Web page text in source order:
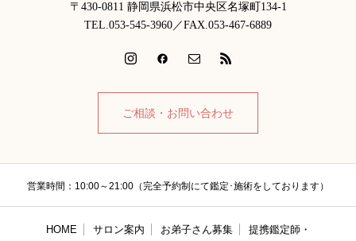
〒430-0811 静岡県浜松市中央区名塚町134-1
TEL.053-545-3960／FAX.053-467-6889
ご相談・お問い合わせ
営業時間：10:00～21:00（完全予約制にて鑑定･施術をしております）
HOME サロン案内 お弟子さん募集 提携鑑定師・